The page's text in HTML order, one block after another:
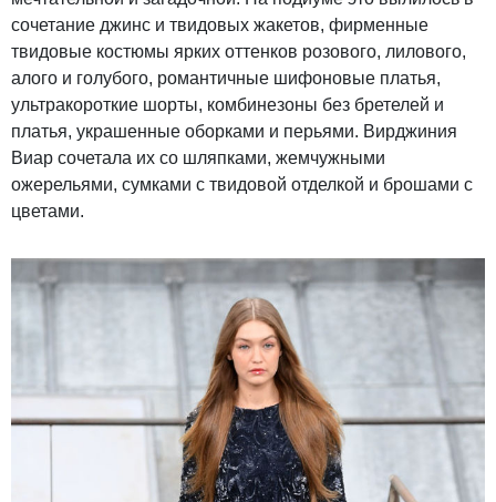
сочетание джинс и твидовых жакетов, фирменные
твидовые костюмы ярких оттенков розового, лилового,
алого и голубого, романтичные шифоновые платья,
ультракороткие шорты, комбинезоны без бретелей и
платья, украшенные оборками и перьями. Вирджиния
Виар сочетала их со шляпками, жемчужными
ожерельями, сумками с твидовой отделкой и брошами с
цветами.